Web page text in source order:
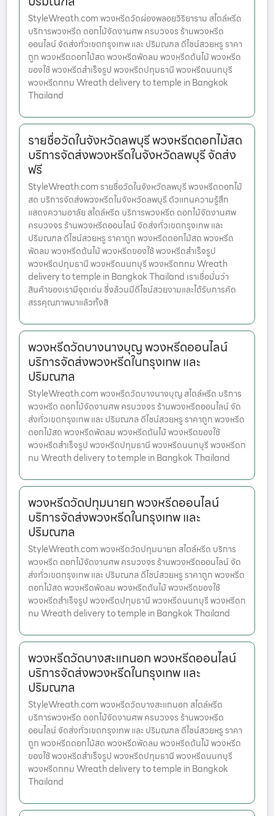
StyleWreath.com พวงหรีดวัดผ่องพลอยวิริยาราม สไตล์หรีด
บริการพวงหรีด ดอกไม้จัดงานศพ ครบวงจร ร้านพวงหรีด
ออนไลน์ จัดส่งทั่วเขตกรุงเทพ และ ปริมณฑล ดีไซน์สวยหรู ราคา
ถูก พวงหรีดดอกไม้สด พวงหรีดพัดลม พวงหรีดต้นไม้ พวงหรีด
ของใช้ พวงหรีดสำเร็จรูป พวงหรีดปทุมธานี พวงหรีดนนทบุรี
พวงหรีดกทม Wreath delivery to temple in Bangkok
Thailand
รายชื่อวัดในจังหวัดลพบุรี พวงหรีดดอกไม้สด
บริการจัดส่งพวงหรีดในจังหวัดลพบุรี จัดส่ง
ฟรี
StyleWreath.com รายชื่อวัดในจังหวัดลพบุรี พวงหรีดดอกไม้
สด บริการจัดส่งพวงหรีดในจังหวัดลพบุรี ตัวแทนความรู้สึก
แสดงความอาลัย สไตล์หรีด บริการพวงหรีด ดอกไม้จัดงานศพ
ครบวงจร ร้านพวงหรีดออนไลน์ จัดส่งทั่วเขตกรุงเทพ และ
ปริมณฑล ดีไซน์สวยหรู ราคาถูก พวงหรีดดอกไม้สด พวงหรีด
พัดลม พวงหรีดต้นไม้ พวงหรีดของใช้ พวงหรีดสำเร็จรูป
พวงหรีดปทุมธานี พวงหรีดนนทบุรี พวงหรีดกทม Wreath
delivery to temple in Bangkok Thailand เราเชื่อมั่นว่า
สินค้าของเรามีจุดเด่น ซึ่งล้วนมีดีไซน์สวยงามและได้รับการคัด
สรรคุณภาพมาแล้วทั้งสิ
พวงหรีดวัดบางนางบุญ พวงหรีดออนไลน์
บริการจัดส่งพวงหรีดในกรุงเทพ และ
ปริมณฑล
StyleWreath.com พวงหรีดวัดบางนางบุญ สไตล์หรีด บริการ
พวงหรีด ดอกไม้จัดงานศพ ครบวงจร ร้านพวงหรีดออนไลน์ จัด
ส่งทั่วเขตกรุงเทพ และ ปริมณฑล ดีไซน์สวยหรู ราคาถูก พวงหรีด
ดอกไม้สด พวงหรีดพัดลม พวงหรีดต้นไม้ พวงหรีดของใช้
พวงหรีดสำเร็จรูป พวงหรีดปทุมธานี พวงหรีดนนทบุรี พวงหรีดก
ทม Wreath delivery to temple in Bangkok Thailand
พวงหรีดวัดปทุมนายก พวงหรีดออนไลน์
บริการจัดส่งพวงหรีดในกรุงเทพ และ
ปริมณฑล
StyleWreath.com พวงหรีดวัดปทุมนายก สไตล์หรีด บริการ
พวงหรีด ดอกไม้จัดงานศพ ครบวงจร ร้านพวงหรีดออนไลน์ จัด
ส่งทั่วเขตกรุงเทพ และ ปริมณฑล ดีไซน์สวยหรู ราคาถูก พวงหรีด
ดอกไม้สด พวงหรีดพัดลม พวงหรีดต้นไม้ พวงหรีดของใช้
พวงหรีดสำเร็จรูป พวงหรีดปทุมธานี พวงหรีดนนทบุรี พวงหรีดก
ทม Wreath delivery to temple in Bangkok Thailand
พวงหรีดวัดบางสะแกนอก พวงหรีดออนไลน์
บริการจัดส่งพวงหรีดในกรุงเทพ และ
ปริมณฑล
StyleWreath.com พวงหรีดวัดบางสะแกนอก สไตล์หรีด
บริการพวงหรีด ดอกไม้จัดงานศพ ครบวงจร ร้านพวงหรีด
ออนไลน์ จัดส่งทั่วเขตกรุงเทพ และ ปริมณฑล ดีไซน์สวยหรู ราคา
ถูก พวงหรีดดอกไม้สด พวงหรีดพัดลม พวงหรีดต้นไม้ พวงหรีด
ของใช้ พวงหรีดสำเร็จรูป พวงหรีดปทุมธานี พวงหรีดนนทบุรี
พวงหรีดกทม Wreath delivery to temple in Bangkok
Thailand